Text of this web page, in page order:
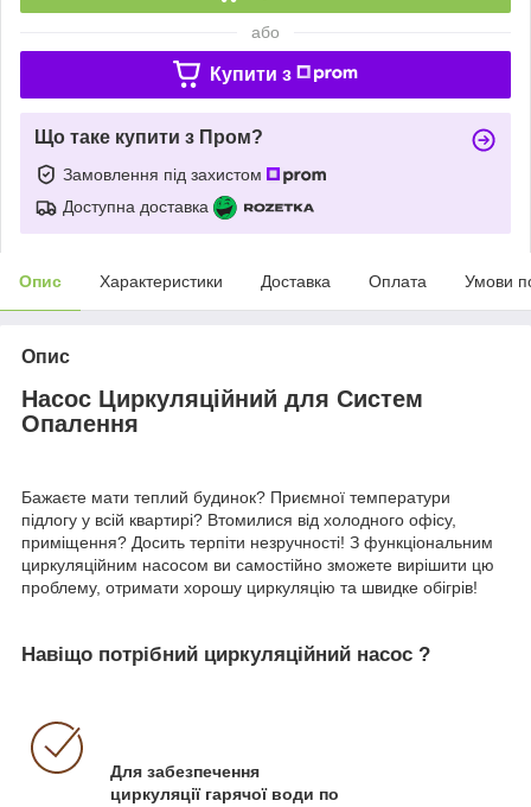
або
Купити з
Що таке купити з Пром?
Замовлення під захистом
Доступна доставка
Опис Характеристики Доставка Оплата Умови
Опис
Насос Циркуляційний для Систем
Опалення
Бажаєте мати теплий будинок? Приємної температури
підлогу у всій квартирі? Втомилися від холодного офісу,
приміщення? Досить терпіти незручності! З функціональним
циркуляційним насосом ви самостійно зможете вирішити цю
проблему, отримати хорошу циркуляцію та швидке обігрів!
Навіщо потрібний циркуляційний насос ?
Для забезпечення
циркуляції гарячої води по